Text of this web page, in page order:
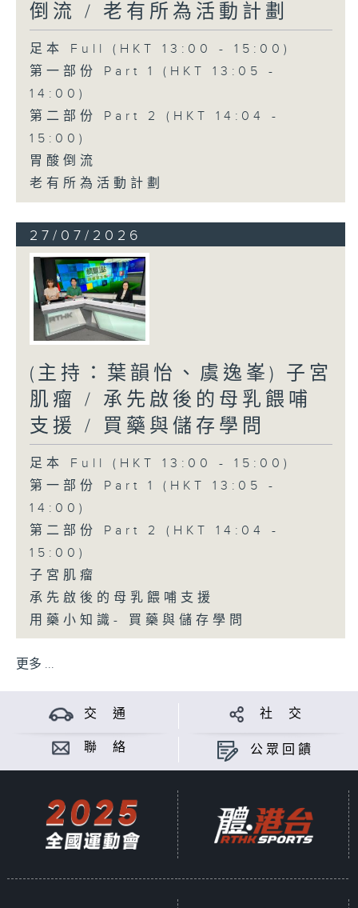
倒流 / 老有所為活動計劃
足本 Full (HKT 13:00 - 15:00)
第一部份 Part 1 (HKT 13:05 -
14:00)
第二部份 Part 2 (HKT 14:04 -
15:00)
胃酸倒流
老有所為活動計劃
27/07/2026
(主持：葉韻怡、虞逸峯) 子宮
肌瘤 / 承先啟後的母乳餵哺
支援 / 買藥與儲存學問
足本 Full (HKT 13:00 - 15:00)
第一部份 Part 1 (HKT 13:05 -
14:00)
第二部份 Part 2 (HKT 14:04 -
15:00)
子宮肌瘤
承先啟後的母乳餵哺支援
用藥小知識- 買藥與儲存學問
更多 ...
交 通 社 交
聯 絡 公眾回饋